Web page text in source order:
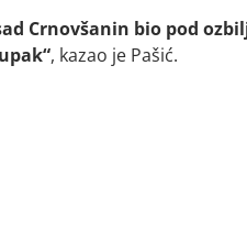
Crnovšanin bio pod
, kazao je Pašić.